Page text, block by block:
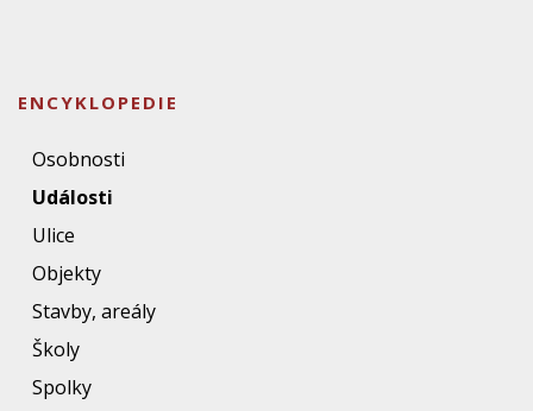
ENCYKLOPEDIE
Osobnosti
Události
Ulice
Objekty
Stavby, areály
Školy
Spolky